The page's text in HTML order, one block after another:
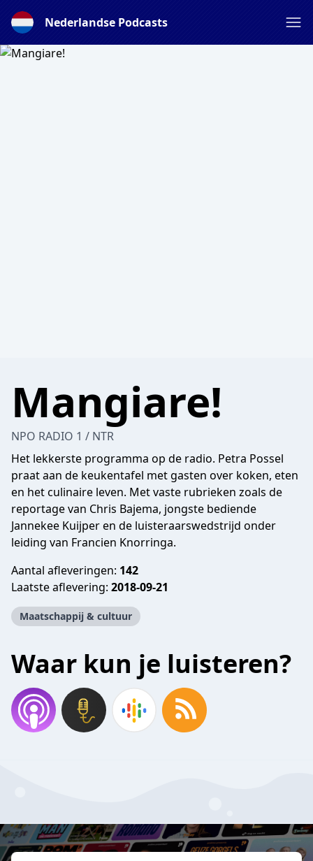
Nederlandse Podcasts
Mangiare!
NPO RADIO 1 / NTR
Het lekkerste programma op de radio. Petra Possel
praat aan de keukentafel met gasten over koken, eten
en het culinaire leven. Met vaste rubrieken zoals de
reportage van Chris Bajema, jongste bediende
Jannekee Kuijper en de luisteraarswedstrijd onder
leiding van Francien Knorringa.
Aantal afleveringen: 142
Laatste aflevering: 2018-09-21
Maatschappij & cultuur
Waar kun je luisteren?